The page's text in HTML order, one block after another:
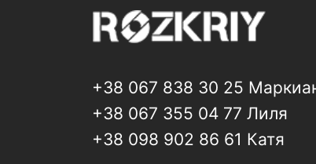
+38 067 838 30 25
+38 067 355 04 77 Лиля
+38 098 902 86 61 Катя